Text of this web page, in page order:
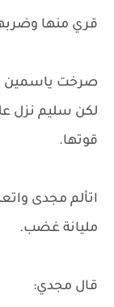
قري منها
صرخت ياسمين
لكن سليم نزل
قوتها.
اتألم مجدى
مليانة غضب.
قال مجدي: